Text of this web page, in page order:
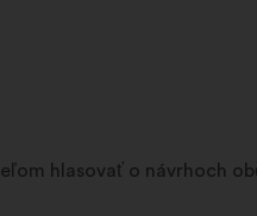
hlasovať o návrhoch